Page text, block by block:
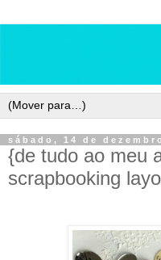
sábado, 14 de
{de tudo ao meu
scrapbooking